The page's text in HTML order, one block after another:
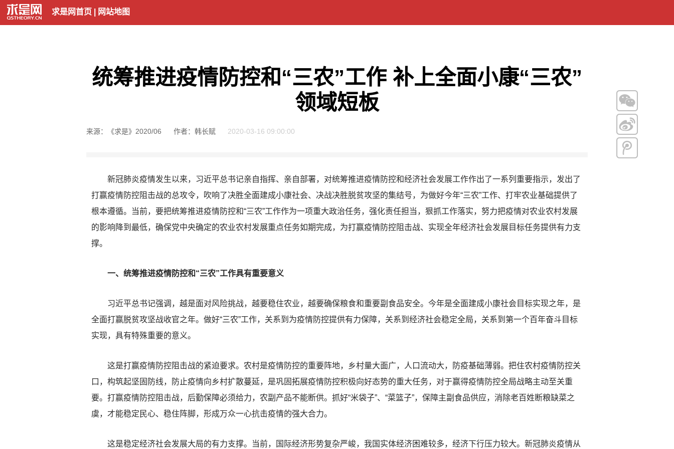
求是网首页 网站地图
统筹推进疫情防控和“三农”工作 补上全面小康“三农”
领域短板
来源：《求是》2020/06 作者：韩长赋 2020-03-16 09:00:00
新冠肺炎疫情发生以来，习近平总书记亲自指挥、亲自部署，对统筹推进疫情防控和经济社会发展工作作出了一系列重要指示，发出了
打赢疫情防控阻击战的总攻令，吹响了决胜全面建成小康社会、决战决胜脱贫攻坚的集结号，为做好今年“三农”工作、打牢农业基础提供了
根本遵循。当前，要把统筹推进疫情防控和“三农”工作作为一项重大政治任务，强化责任担当，狠抓工作落实，努力把疫情对农业农村发展
的影响降到最低，确保党中央确定的农业农村发展重点任务如期完成，为打赢疫情防控阻击战、实现全年经济社会发展目标任务提供有力支
撑。
一、统筹推进疫情防控和“三农”工作具有重要意义
习近平总书记强调，越是面对风险挑战，越要稳住农业，越要确保粮食和重要副食品安全。今年是全面建成小康社会目标实现之年，是
全面打赢脱贫攻坚战收官之年。做好“三农”工作，关系到为疫情防控提供有力保障，关系到经济社会稳定全局，关系到第一个百年奋斗目标
实现，具有特殊重要的意义。
这是打赢疫情防控阻击战的紧迫要求。农村是疫情防控的重要阵地，乡村量大面广，人口流动大，防疫基础薄弱。把住农村疫情防控关
口，构筑起坚固防线，防止疫情向乡村扩散蔓延，是巩固拓展疫情防控积极向好态势的重大任务，对于赢得疫情防控全局战略主动至关重
要。打赢疫情防控阻击战，后勤保障必须给力，农副产品不能断供。抓好“米袋子”、“菜篮子”，保障主副食品供应，消除老百姓断粮缺菜之
虞，才能稳定民心、稳住阵脚，形成万众一心抗击疫情的强大合力。
这是稳定经济社会发展大局的有力支撑。当前，国际经济形势复杂严峻，我国实体经济困难较多，经济下行压力较大。新冠肺炎疫情从